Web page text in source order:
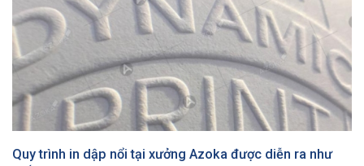
Quy trình in dập nổi tại xưởng Azoka được diễn ra như